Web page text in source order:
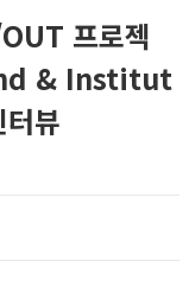
프로젝
& Institut
뷰